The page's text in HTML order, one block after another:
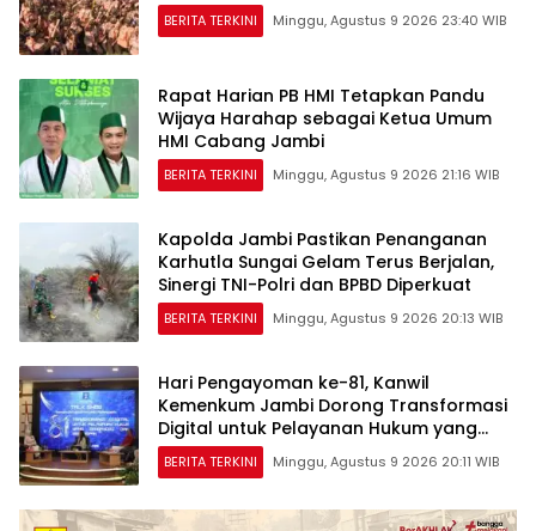
BERITA TERKINI Minggu, Agustus 9 2026 23:40 WIB
Rapat Harian PB HMI Tetapkan Pandu
Wijaya Harahap sebagai Ketua Umum
HMI Cabang Jambi
BERITA TERKINI Minggu, Agustus 9 2026 21:16 WIB
Kapolda Jambi Pastikan Penanganan
Karhutla Sungai Gelam Terus Berjalan,
Sinergi TNI-Polri dan BPBD Diperkuat
BERITA TERKINI Minggu, Agustus 9 2026 20:13 WIB
Hari Pengayoman ke-81, Kanwil
Kemenkum Jambi Dorong Transformasi
Digital untuk Pelayanan Hukum yang
Berdampak
BERITA TERKINI Minggu, Agustus 9 2026 20:11 WIB